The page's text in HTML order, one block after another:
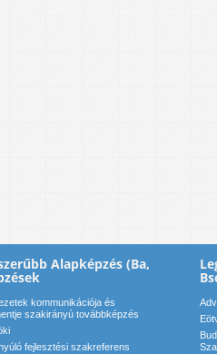
Alapképzés (Ba,
kommunikációja és
szakirányú továbbképzés
fejlesztési szakreferens